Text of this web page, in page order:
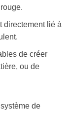
directement lié à
de créer
ou de
de